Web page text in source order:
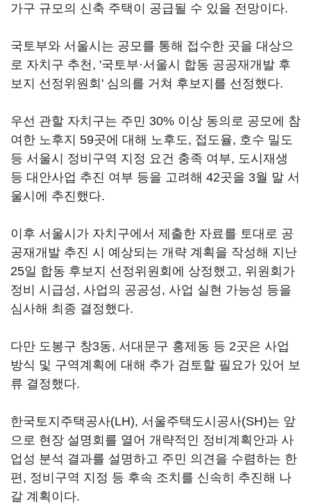
가구 규모의 신축 주택이 공급될 수 있을 전망이다.
국토부와 서울시는 공모를 통해 접수한 곳을 대상으
로 자치구 추천, '국토부·서울시 합동 공공재개발 후
보지 선정위원회' 심의를 거쳐 후보지를 선정했다.
우선 관할 자치구는 주민 30% 이상 동의로 공모에 참
여한 노후지 59곳에 대해 노후도, 접도율, 호수 밀도
등 서울시 정비구역 지정 요건 충족 여부, 도시재생
등 대안사업 추진 여부 등을 고려해 42곳을 3월 말 서
울시에 추진했다.
이후 서울시가 자치구에서 제출한 자료를 토대로 공
공재개발 추진 시 예상되는 개략 계획을 작성해 지난
25일 합동 후보지 선정위원회에 상정했고, 위원회가
정비 시급성, 사업의 공공성, 사업 실현 가능성 등을
심사해 최종 결정했다.
다만 도봉구 창3동, 서대문구 홍제동 등 2곳은 사업
방식 및 구역계획에 대해 추가 검토할 필요가 있어 보
류 결정했다.
한국토지주택공사(LH), 서울주택도시공사(SH)는 앞
으로 현장 설명회를 열어 개략적인 정비계획안과 사
업성 분석 결과를 설명하고 주민 의견을 수렴하는 한
편, 정비구역 지정 등 후속 조치를 신속히 추진해 나
갈 계획이다.